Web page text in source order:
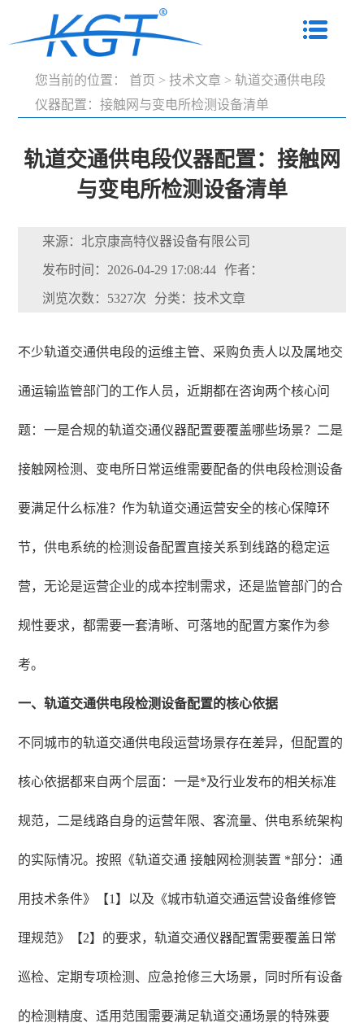
您当前的位置： 首页 > 技术文章 > 轨道交通供电段
仪器配置：接触网与变电所检测设备清单
轨道交通供电段仪器配置：接触网
与变电所检测设备清单
来源：北京康高特仪器设备有限公司
发布时间：2026-04-29 17:08:44 作者：
浏览次数：5327次 分类：技术文章
不少轨道交通供电段的运维主管、采购负责人以及属地交
通运输监管部门的工作人员，近期都在咨询两个核心问
题：一是合规的轨道交通仪器配置要覆盖哪些场景？二是
接触网检测、变电所日常运维需要配备的供电段检测设备
要满足什么标准？作为轨道交通运营安全的核心保障环
节，供电系统的检测设备配置直接关系到线路的稳定运
营，无论是运营企业的成本控制需求，还是监管部门的合
规性要求，都需要一套清晰、可落地的配置方案作为参
考。
一、轨道交通供电段检测设备配置的核心依据
不同城市的轨道交通供电段运营场景存在差异，但配置的
核心依据都来自两个层面：一是*及行业发布的相关标准
规范，二是线路自身的运营年限、客流量、供电系统架构
的实际情况。按照《轨道交通 接触网检测装置 *部分：通
用技术条件》【1】以及《城市轨道交通运营设备维修管
理规范》【2】的要求，轨道交通仪器配置需要覆盖日常
巡检、定期专项检测、应急抢修三大场景，同时所有设备
的检测精度、适用范围需要满足轨道交通场景的特殊要